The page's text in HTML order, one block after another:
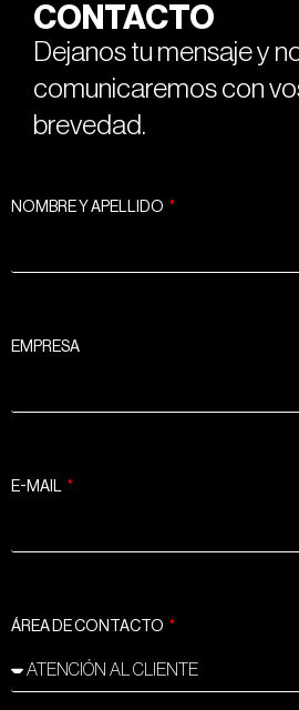
CONTACTO
Dejanos tu mensaje y
comunicaremos con
brevedad.
NOMBRE Y APELLIDO
EMPRESA
E-MAIL
ÁREA DE CONTACTO